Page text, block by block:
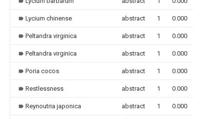
Lycium chinense abstract 1 0.000
Peltandra virginica abstract 1 0.000
Peltandra virginica abstract 1 0.000
Poria cocos abstract 1 0.000
Restlessness abstract 1 0.000
Reynoutria japonica abstract 1 0.000